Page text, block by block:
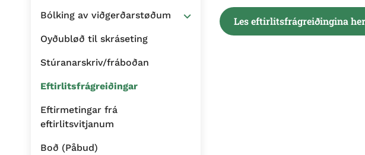
Bólking av viðgerðarstøðum
Oyðubløð til skráseting
Stúranarskriv/fráboðan
Eftirlitsfrágreiðingar
Eftirmetingar frá
eftirlitsvitjanum
Boð (Påbud)
Les eftirlitsfrágreiðingina her